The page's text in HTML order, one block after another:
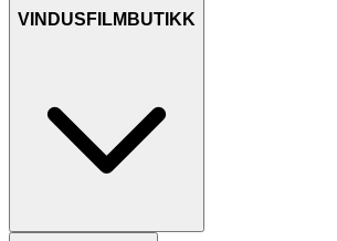
VINDUSFILMBUTIKK